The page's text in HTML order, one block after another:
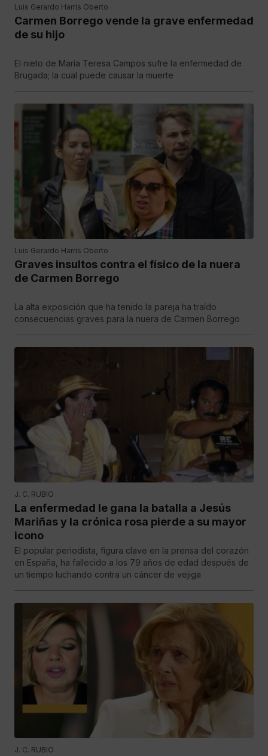
Luis Gerardo Harris Oberto
Carmen Borrego vende la grave enfermedad
de su hijo
El nieto de María Teresa Campos sufre la enfermedad de
Brugada; la cual puede causar la muerte
Luis Gerardo Harris Oberto
Graves insultos contra el físico de la nuera
de Carmen Borrego
La alta exposición que ha tenido la pareja ha traído
consecuencias graves para la nuera de Carmen Borrego
J. C. RUBIO
La enfermedad le gana la batalla a Jesús
Mariñas y la crónica rosa pierde a su mayor
icono
El popular periodista, figura clave en la prensa del corazón
en España, ha fallecido a los 79 años de edad después de
un tiempo luchando contra un cáncer de vejiga
J. C. RUBIO